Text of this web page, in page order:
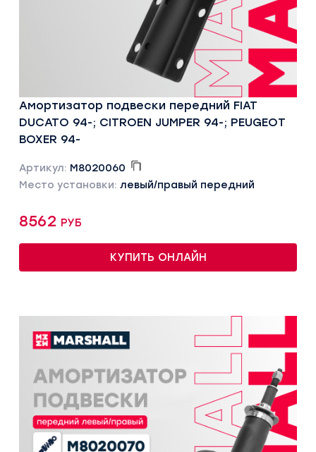
Амортизатор подвески передний FIAT
DUCATO 94-; CITROEN JUMPER 94-; PEUGEOT
BOXER 94-
Артикул: M8020060
Место установки: левый/правый передний
8562 руб
КУПИТЬ ОНЛАЙН